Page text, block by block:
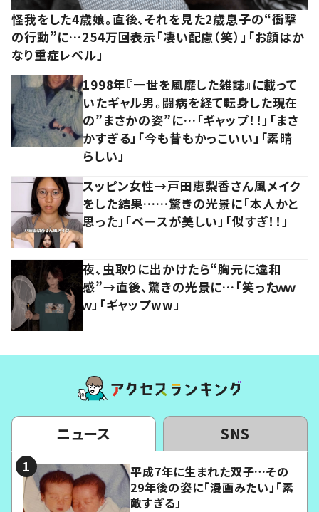
怪我をした4歳娘。直後、それを見た2歳息子の“衝撃
の行動”に…254万回表示「凄い配慮（笑）」「お顔はか
なり重症レベル」
1998年『一世を風靡した雑誌』に載って
いたギャル男。闘病を経て転身した現在
の”まさかの姿”に…「ギャップ！！」「まさ
かすぎる」「今も昔もかっこいい」「素晴
らしい」
スッピン女性→戸田恵梨香さん風メイク
をした結果……驚きの光景に「本人かと
思った」「ベースが美しい」「似すぎ！！」
夜、虫取りに出かけたら“胸元に違和
感”→直後、驚きの光景に…「笑ったｗｗ
ｗ」「ギャップww」
ニュース SNS
平成7年に生まれた双子…その
29年後の姿に「漫画みたい」「素
敵すぎる」